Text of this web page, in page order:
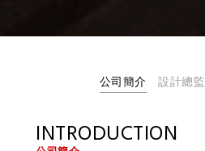
公司簡介 設計總監
INTRODUCTION